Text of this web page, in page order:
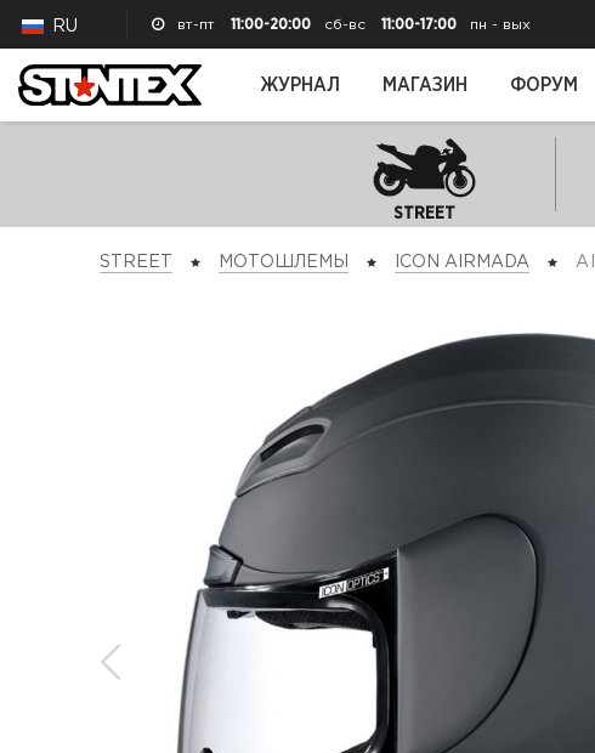
RU вт-пт 11:00-20:00 сб-вс 11:00-17:00 пн - вых
ЖУРНАЛ МАГАЗИН ФОРУМ
STREET
STREET МОТОШЛЕМЫ ICON AIRMADA